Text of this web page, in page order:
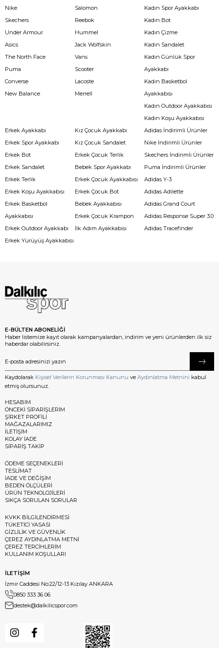
Nike
Skechers
Under Armour
Asics
The North Face
Puma
Converse
New Balance
Salomon
Reebok
Hummel
Jack Wolfskin
Vans
Scooter
Lacoste
Merrell
Kadın Spor Ayakkabı
Kadın Bot
Kadın Çizme
Kadın Sandalet
Kadın Günlük Spor
Ayakkabı
Kadın Basketbol
Ayakkabısı
Kadın Outdoor Ayakkabısı
Kadın Koşu Ayakkabısı
Erkek Ayakkabı
Erkek Spor Ayakkabı
Erkek Bot
Erkek Sandalet
Erkek Terlik
Erkek Koşu Ayakkabısı
Erkek Basketbol
Ayakkabısı
Erkek Outdoor Ayakkabı
Erkek Yürüyüş Ayakkabısı
Kız Çocuk Ayakkabı
Kız Çocuk Sandalet
Erkek Çocuk Terlik
Bebek Spor Ayakkabı
Erkek Çocuk Ayakkabısı
Erkek Çocuk Bot
Bebek Ayakkabısı
Erkek Çocuk Krampon
İlk Adım Ayakkabısı
Adidas İndirimli Ürünler
Nike İndirimli Ürünler
Skechers İndirimli Ürünler
Puma İndirimli Ürünler
Adidas Y-3
Adidas Adilette
Adidas Grand Court
Adidas Response Super 3.0
Adidas Tracefinder
E-BÜLTEN ABONELİĞİ
Haber listemize kayıt olarak kampanyalardan, indirim ve yeni ürünlerden ilk siz
haberdar olabilirsiniz.
Kaydolarak Kişisel Verilerin Korunması Kanunu ve Aydınlatma Metnini kabul
etmiş olursunuz.
HESABIM
ÖNCEKİ SİPARİŞLERİM
ŞİRKET PROFİLİ
MAĞAZALARIMIZ
İLETİŞİM
KOLAY İADE
SİPARİŞ TAKİP
ÖDEME SEÇENEKLERİ
TESLİMAT
İADE VE DEĞİŞİM
BEDEN ÖLÇÜLERİ
ÜRÜN TEKNOLOJİLERİ
SIKÇA SORULAN SORULAR
KVKK BİLGİLENDİRMESİ
TÜKETİCİ YASASI
GİZLİLİK VE GÜVENLİK
ÇEREZ AYDINLATMA METNİ
ÇEREZ TERCİHLERİM
KULLANIM KOŞULLARI
İLETİŞİM
İzmir Caddesi No:22/12-13 Kızılay ANKARA
0850 333 36 06
destek@dalkilicspor.com